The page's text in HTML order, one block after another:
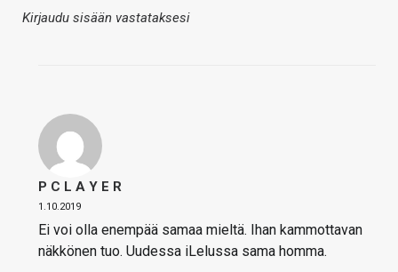
Kirjaudu sisään vastataksesi
P C L A Y E R
1.10.2019
Ei voi olla enempää samaa mieltä. Ihan kammottavan
näkkönen tuo. Uudessa iLelussa sama homma.